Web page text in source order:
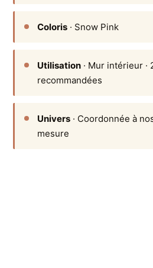
Coloris · Snow Pink
Utilisation · Mur intérieur ·
recommandées
Univers · Coordonnée à
mesure